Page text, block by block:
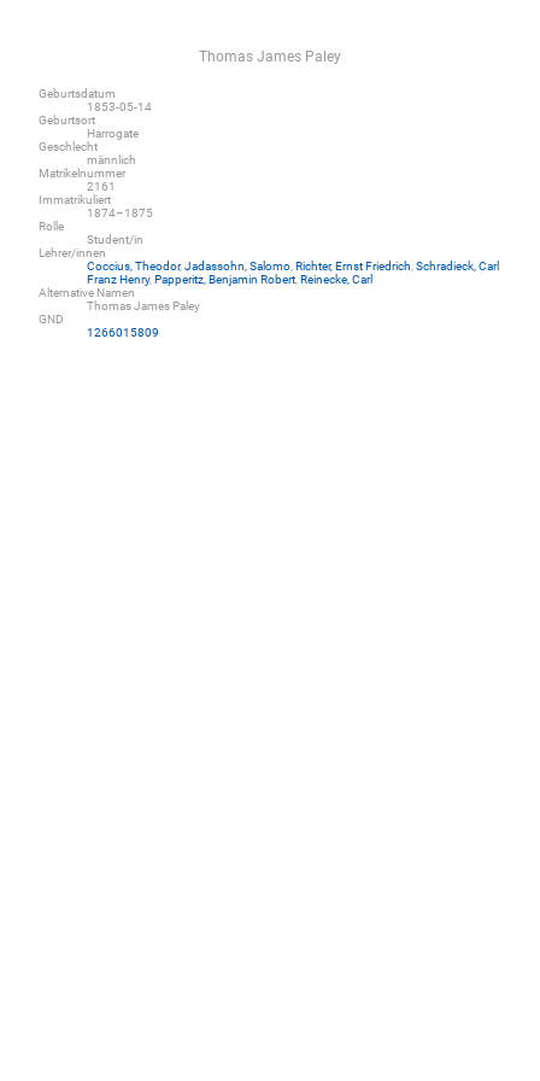
Thomas James Paley
Geburtsdatum
1853-05-14
Geburtsort
Harrogate
Geschlecht
männlich
Matrikelnummer
2161
Immatrikuliert
1874–1875
Rolle
Student/in
Lehrer/innen
Coccius, Theodor,Jadassohn, Salomo Richter, Ernst Friedrich Schradieck, Carl
Franz Henry, Papperitz, Benjamin Robert Reinecke, Carl
Alternative Namen
Thomas James Paley
GND
1266015809